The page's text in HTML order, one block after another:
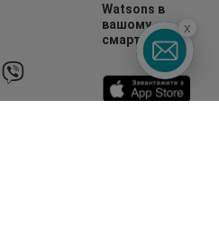
Watsons в
вашому
смартфоні
x